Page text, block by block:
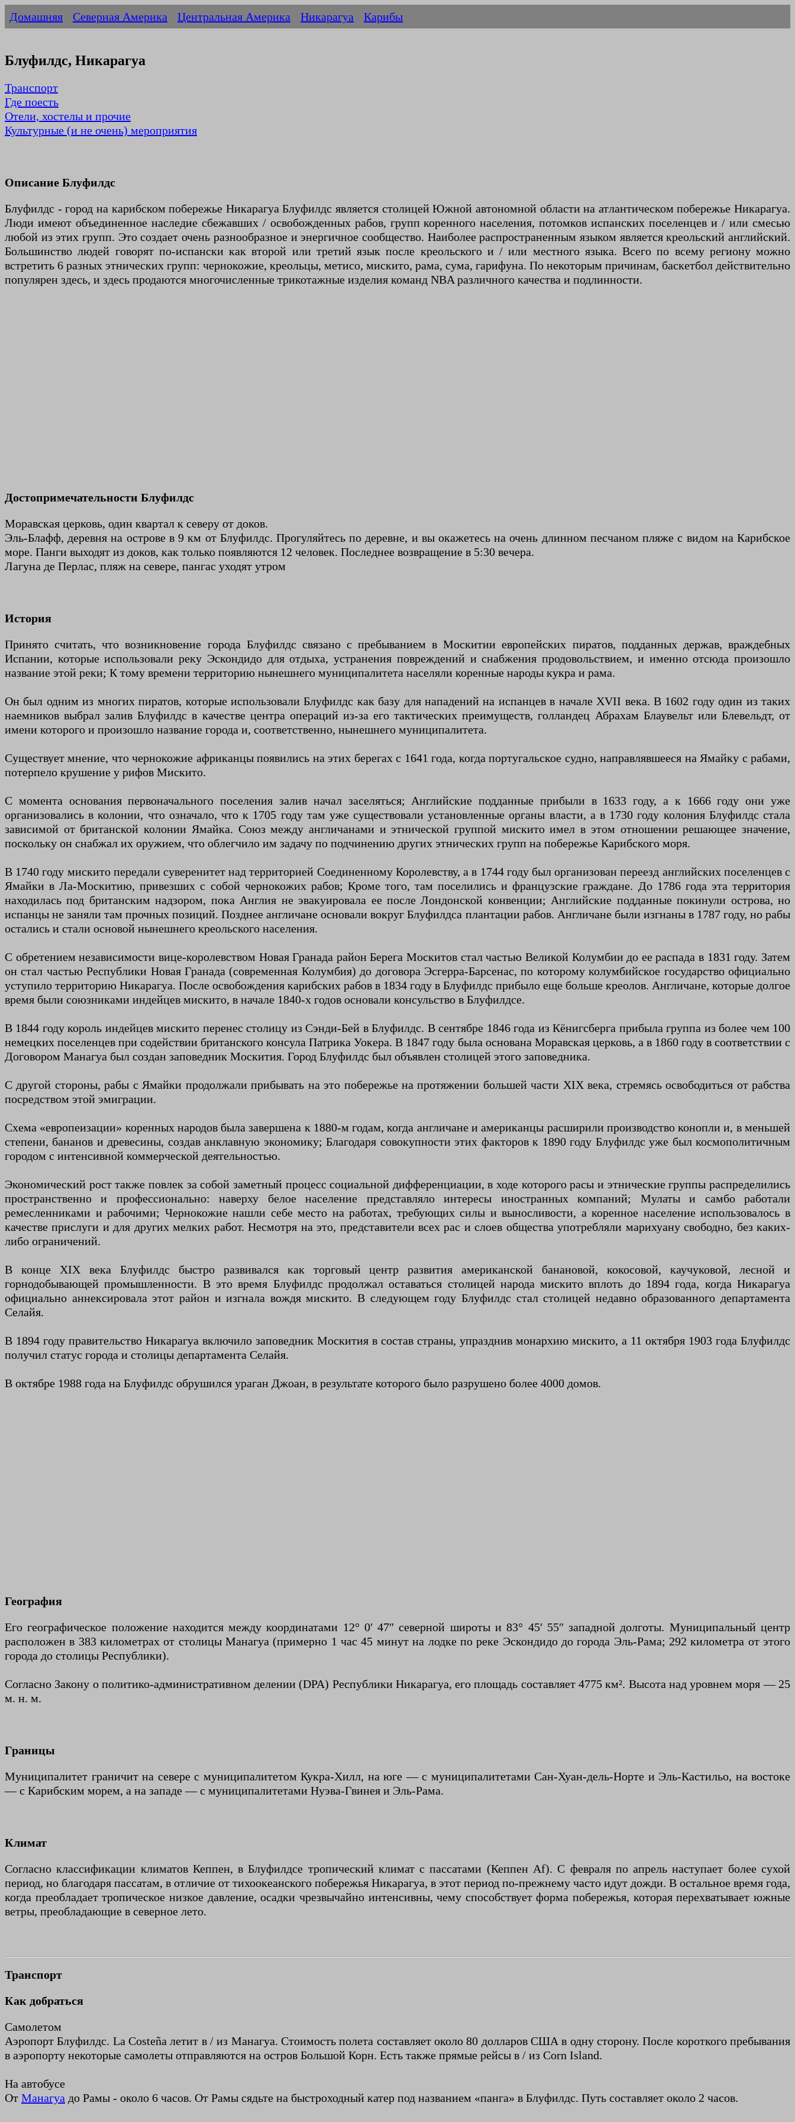
Домашняя Северная Америка Центральная Америка Никарагуа Карибы
Блуфилдс, Никарагуа
Транспорт
Где поесть
Отели, хостелы и прочие
Культурные (и не очень) мероприятия
Описание Блуфилдс
Блуфилдс - город на карибском побережье Никарагуа Блуфилдс является столицей Южной автономной области на атлантическом побережье Никарагуа.
Люди имеют объединенное наследие сбежавших / освобожденных рабов, групп коренного населения, потомков испанских поселенцев и / или смесью
любой из этих групп. Это создает очень разнообразное и энергичное сообщество. Наиболее распространенным языком является креольский английский.
Большинство людей говорят по-испански как второй или третий язык после креольского и / или местного языка. Всего по всему региону можно
встретить 6 разных этнических групп: чернокожие, креольцы, метисо, мискито, рама, сума, гарифуна. По некоторым причинам, баскетбол действительно
популярен здесь, и здесь продаются многочисленные трикотажные изделия команд NBA различного качества и подлинности.
Достопримечательности Блуфилдс
Моравская церковь, один квартал к северу от доков.
Эль-Блафф, деревня на острове в 9 км от Блуфилдс. Прогуляйтесь по деревне, и вы окажетесь на очень длинном песчаном пляже с видом на Карибское
море. Панги выходят из доков, как только появляются 12 человек. Последнее возвращение в 5:30 вечера.
Лагуна де Перлас, пляж на севере, пангас уходят утром
История
Принято считать, что возникновение города Блуфилдс связано с пребыванием в Москитии европейских пиратов, подданных держав, враждебных
Испании, которые использовали реку Эскондидо для отдыха, устранения повреждений и снабжения продовольствием, и именно отсюда произошло
название этой реки; К тому времени территорию нынешнего муниципалитета населяли коренные народы кукра и рама.
Он был одним из многих пиратов, которые использовали Блуфилдс как базу для нападений на испанцев в начале XVII века. В 1602 году один из таких
наемников выбрал залив Блуфилдс в качестве центра операций из-за его тактических преимуществ, голландец Абрахам Блаувельт или Блевельдт, от
имени которого и произошло название города и, соответственно, нынешнего муниципалитета.
Существует мнение, что чернокожие африканцы появились на этих берегах с 1641 года, когда португальское судно, направлявшееся на Ямайку с рабами,
потерпело крушение у рифов Мискито.
С момента основания первоначального поселения залив начал заселяться; Английские подданные прибыли в 1633 году, а к 1666 году они уже
организовались в колонии, что означало, что к 1705 году там уже существовали установленные органы власти, а в 1730 году колония Блуфилдс стала
зависимой от британской колонии Ямайка. Союз между англичанами и этнической группой мискито имел в этом отношении решающее значение,
поскольку он снабжал их оружием, что облегчило им задачу по подчинению других этнических групп на побережье Карибского моря.
В 1740 году мискито передали суверенитет над территорией Соединенному Королевству, а в 1744 году был организован переезд английских поселенцев с
Ямайки в Ла-Москитию, привезших с собой чернокожих рабов; Кроме того, там поселились и французские граждане. До 1786 года эта территория
находилась под британским надзором, пока Англия не эвакуировала ее после Лондонской конвенции; Английские подданные покинули острова, но
испанцы не заняли там прочных позиций. Позднее англичане основали вокруг Блуфилдса плантации рабов. Англичане были изгнаны в 1787 году, но рабы
остались и стали основой нынешнего креольского населения.
С обретением независимости вице-королевством Новая Гранада район Берега Москитов стал частью Великой Колумбии до ее распада в 1831 году. Затем
он стал частью Республики Новая Гранада (современная Колумбия) до договора Эсгерра-Барсенас, по которому колумбийское государство официально
уступило территорию Никарагуа. После освобождения карибских рабов в 1834 году в Блуфилдс прибыло еще больше креолов. Англичане, которые долгое
время были союзниками индейцев мискито, в начале 1840-х годов основали консульство в Блуфилдсе.
В 1844 году король индейцев мискито перенес столицу из Сэнди-Бей в Блуфилдс. В сентябре 1846 года из Кёнигсберга прибыла группа из более чем 100
немецких поселенцев при содействии британского консула Патрика Уокера. В 1847 году была основана Моравская церковь, а в 1860 году в соответствии с
Договором Манагуа был создан заповедник Москития. Город Блуфилдс был объявлен столицей этого заповедника.
С другой стороны, рабы с Ямайки продолжали прибывать на это побережье на протяжении большей части XIX века, стремясь освободиться от рабства
посредством этой эмиграции.
Схема «европеизации» коренных народов была завершена к 1880-м годам, когда англичане и американцы расширили производство конопли и, в меньшей
степени, бананов и древесины, создав анклавную экономику; Благодаря совокупности этих факторов к 1890 году Блуфилдс уже был космополитичным
городом с интенсивной коммерческой деятельностью.
Экономический рост также повлек за собой заметный процесс социальной дифференциации, в ходе которого расы и этнические группы распределились
пространственно и профессионально: наверху белое население представляло интересы иностранных компаний; Мулаты и самбо работали
ремесленниками и рабочими; Чернокожие нашли себе место на работах, требующих силы и выносливости, а коренное население использовалось в
качестве прислуги и для других мелких работ. Несмотря на это, представители всех рас и слоев общества употребляли марихуану свободно, без каких-
либо ограничений.
В конце XIX века Блуфилдс быстро развивался как торговый центр развития американской банановой, кокосовой, каучуковой, лесной и
горнодобывающей промышленности. В это время Блуфилдс продолжал оставаться столицей народа мискито вплоть до 1894 года, когда Никарагуа
официально аннексировала этот район и изгнала вождя мискито. В следующем году Блуфилдс стал столицей недавно образованного департамента
Селайя.
В 1894 году правительство Никарагуа включило заповедник Москития в состав страны, упразднив монархию мискито, а 11 октября 1903 года Блуфилдс
получил статус города и столицы департамента Селайя.
В октябре 1988 года на Блуфилдс обрушился ураган Джоан, в результате которого было разрушено более 4000 домов.
География
Его географическое положение находится между координатами 12° 0′ 47″ северной широты и 83° 45′ 55″ западной долготы. Муниципальный центр
расположен в 383 километрах от столицы Манагуа (примерно 1 час 45 минут на лодке по реке Эскондидо до города Эль-Рама; 292 километра от этого
города до столицы Республики).
Согласно Закону о политико-административном делении (DPA) Республики Никарагуа, его площадь составляет 4775 км². Высота над уровнем моря — 25
м. н. м.
Границы
Муниципалитет граничит на севере с муниципалитетом Кукра-Хилл, на юге — с муниципалитетами Сан-Хуан-дель-Норте и Эль-Кастильо, на востоке
— с Карибским морем, а на западе — с муниципалитетами Нуэва-Гвинея и Эль-Рама.
Климат
Согласно классификации климатов Кеппен, в Блуфилдсе тропический климат с пассатами (Кеппен Af). С февраля по апрель наступает более сухой
период, но благодаря пассатам, в отличие от тихоокеанского побережья Никарагуа, в этот период по-прежнему часто идут дожди. В остальное время года,
когда преобладает тропическое низкое давление, осадки чрезвычайно интенсивны, чему способствует форма побережья, которая перехватывает южные
ветры, преобладающие в северное лето.
Транспорт
Как добраться
Самолетом
Аэропорт Блуфилдс. La Costeña летит в / из Манагуа. Стоимость полета составляет около 80 долларов США в одну сторону. После короткого пребывания
в аэропорту некоторые самолеты отправляются на остров Большой Корн. Есть также прямые рейсы в / из Corn Island.
На автобусе
От Манагуа до Рамы - около 6 часов. От Рамы сядьте на быстроходный катер под названием «панга» в Блуфилдс. Путь составляет около 2 часов.